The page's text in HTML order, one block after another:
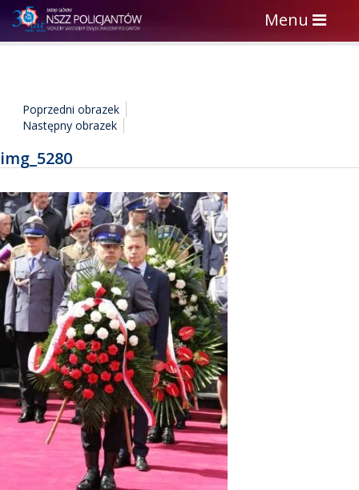
Toggle
navigation
Menu
Poprzedni obrazek
Następny obrazek
img_5280